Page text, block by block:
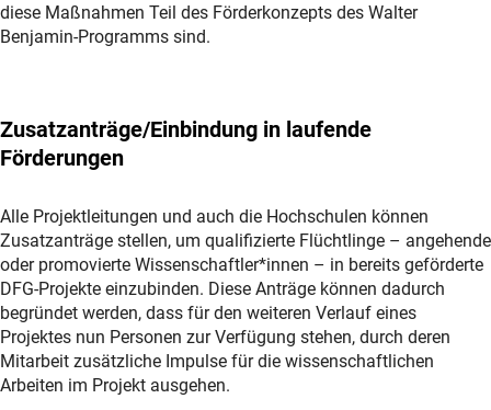
diese Maßnahmen Teil des Förderkonzepts des Walter
Benjamin-Programms sind.
Zusatzanträge/Einbindung in laufende
Förderungen
Alle Projektleitungen und auch die Hochschulen können
Zusatzanträge stellen, um qualifizierte Flüchtlinge – angehende
oder promovierte Wissenschaftler*innen – in bereits geförderte
DFG-Projekte einzubinden. Diese Anträge können dadurch
begründet werden, dass für den weiteren Verlauf eines
Projektes nun Personen zur Verfügung stehen, durch deren
Mitarbeit zusätzliche Impulse für die wissenschaftlichen
Arbeiten im Projekt ausgehen.